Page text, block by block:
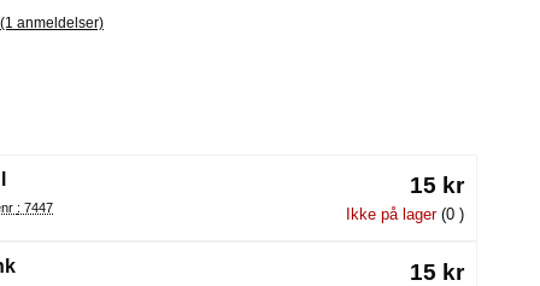
til alle anmeldelser
(1 anmeldelser)
af en ny radioknap vil genindlæse siden)
Varenr : 7447
15 kr
Ikke på lager(0 )
15 kr